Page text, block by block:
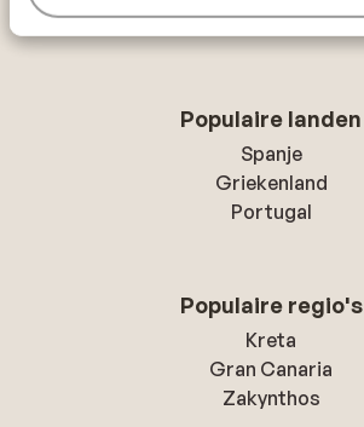
Populaire landen
Spanje
Griekenland
Portugal
Populaire regio's
Kreta
Gran Canaria
Zakynthos